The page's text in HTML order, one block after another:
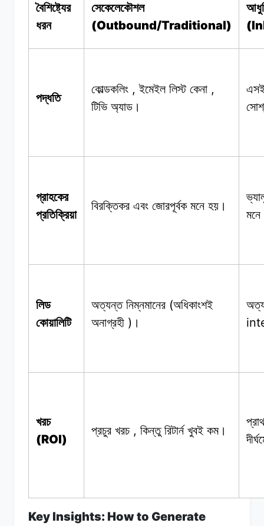
বৈশিষ্ট্যের
ধরন
সেকেলেকৌশল
(Outbound/Traditional)
পদ্ধতি
কোল্ডকলিং ,ইমেইল লিস্ট কেনা ,
টিভি অ্যাড।
গ্রাহকের
প্রতিক্রিয়া
বিরক্তিকর এবং জোরপূর্বক মনে হয়।
মনে
লিড
কোয়ালিটি
অত্যন্ত নিম্নমানের (অধিকাংশই
অনাগ্রহী ) ।
খরচ
(ROI)
প্রচুর খরচ, কিন্তু রিটার্ন খুবই কম।
Key Insights: How to Generate